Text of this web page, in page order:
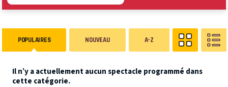
POPULAIRES NOUVEAU A-Z
Il n’y a actuellement aucun spectacle programmé dans
cette catégorie.